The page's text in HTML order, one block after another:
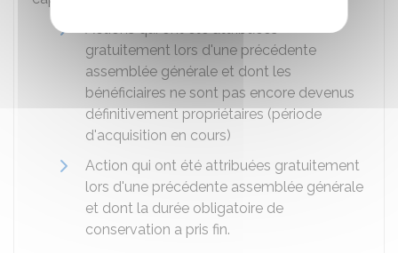
Actions qui ont été attribuées
gratuitement lors d'une précédente
assemblée générale et dont les
bénéficiaires ne sont pas encore devenus
définitivement propriétaires (période
d'acquisition en cours)
Action qui ont été attribuées gratuitement
lors d'une précédente assemblée générale
et dont la durée obligatoire de
conservation a pris fin.